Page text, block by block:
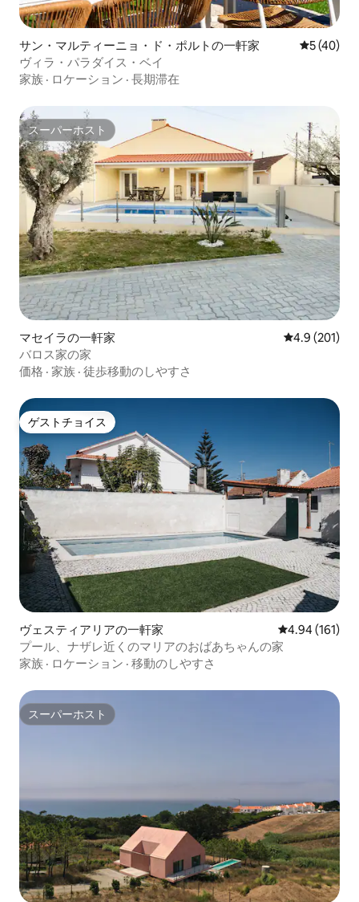
サン・マルティーニョ・ド・ポルトの一軒家 レビュー
5 (40)
ヴィラ・パラダイス・ベイ
家族 · ロケーション · 長期滞在
スーパーホスト
スーパーホスト
マセイラの一軒家 レビュー201
4.9 (201)
バロス家の家
価格 · 家族 · 徒歩移動のしやすさ
ゲストチョイス
ゲストチョイス
ヴェスティアリアの一軒家 レビュー161
4.94 (161)
プール、ナザレ近くのマリアのおばあちゃんの家
家族 · ロケーション · 移動のしやすさ
スーパーホスト
スーパーホスト